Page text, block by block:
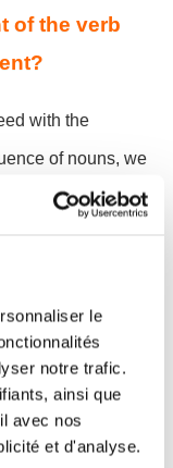
le
notre trafic.
ainsi que
avec nos
et d'analyse.
of the verb
with the
of nouns, we
is in the first or
enfants très
eux les fautifs.
pommes de